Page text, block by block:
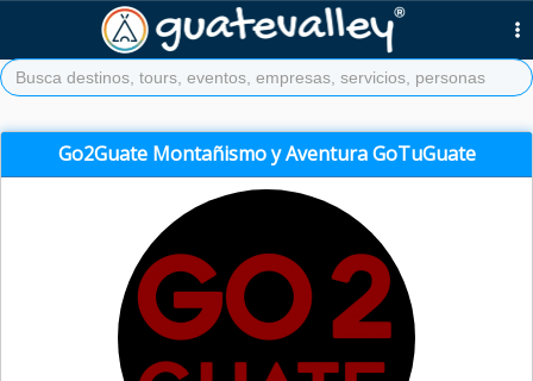
Go2Guate Montañismo y Aventura GoTuGuate